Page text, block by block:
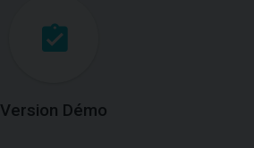
Version Démo